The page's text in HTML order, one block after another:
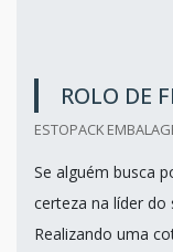
ROLO DE
ESTOPACK
Se alguém busca
certeza na líder do
Realizando uma